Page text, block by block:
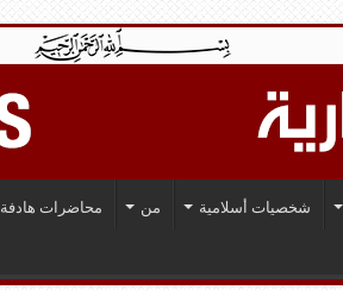
شخصيات أسلامية من محاضرات هادفة